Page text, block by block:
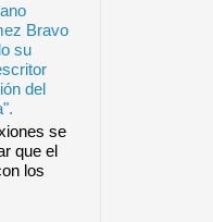
Bravo
su
del
se
que el
los